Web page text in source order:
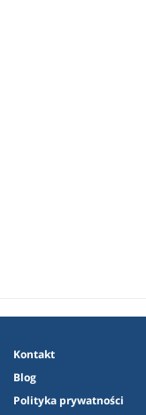
Kontakt
Blog
Polityka prywatności